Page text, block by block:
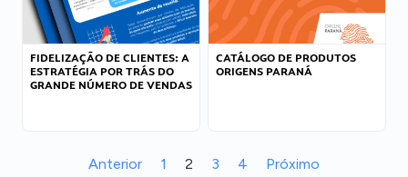
FIDELIZAÇÃO DE CLIENTES: A
ESTRATÉGIA POR TRÁS DO
GRANDE NÚMERO DE VENDAS
CATÁLOGO DE PRODUTOS
ORIGENS PARANÁ
Anterior 1 2 3 4 Próximo